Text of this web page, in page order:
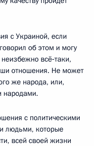
с Украиной, если
об этом и могу
всё‑таки,
отношения. Не может
же народа, или,
народами.
с политическими
людьми, которые
всей своей жизни